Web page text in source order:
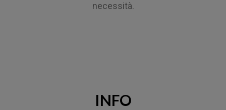
necessità.
INFO